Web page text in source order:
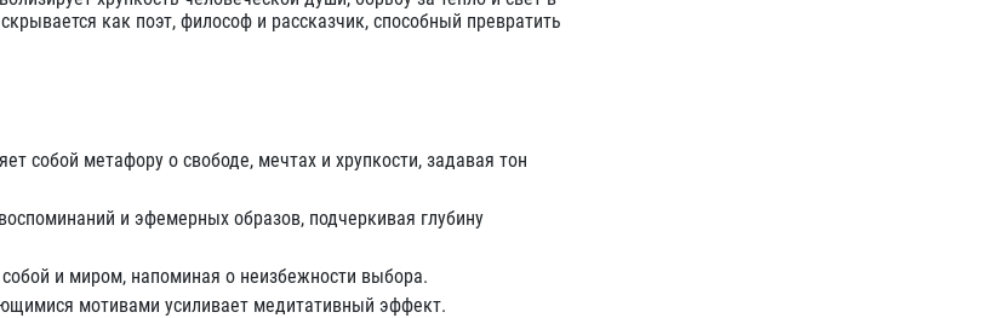
как поэт, философ и рассказчик, способный превратить
метафору о свободе, мечтах и хрупкости, задавая тон
и эфемерных образов, подчеркивая глубину
и миром, напоминая о неизбежности выбора.
мотивами усиливает медитативный эффект.